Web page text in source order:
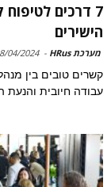
7 דרכים
הישירים
מערכת HRus -
04/2024
קשרים טובים בין
עבודה חיובית והנעת